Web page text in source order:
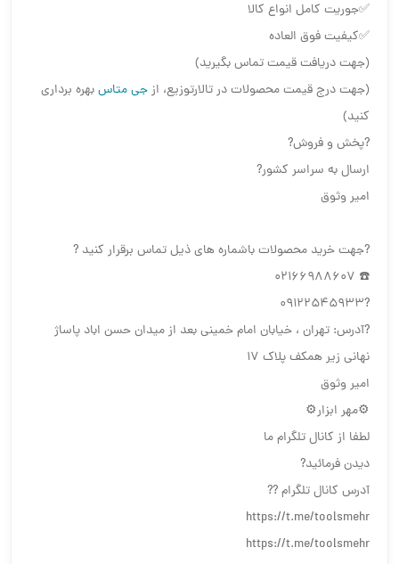
✅جوریت کامل انواع کالا
✅کیفیت فوق العاده
(جهت دریافت قیمت تماس بگیرید)
(جهت درج قیمت محصولات در تالارتوزیع، ازجی متاسبهره برداری
کنید)
?پخش و فروش?
ارسال به سراسر کشور?
امیر وثوق
?جهت خرید محصولات باشماره های ذیل تماس برقرار کنید ?
☎️ 02166988607
?09122545933
?آدرس: تهران ، خیابان امام خمینی بعد از میدان حسن اباد پاساژ
نهانی زیر همکف پلاک ۱۷
امیر وثوق
⚙️مهر ابزار⚙️
لطفا از کانال تلگرام ما
دیدن فرمائید?
آدرس کانال تلگرام ??
https://t.me/toolsmehr
https://t.me/toolsmehr